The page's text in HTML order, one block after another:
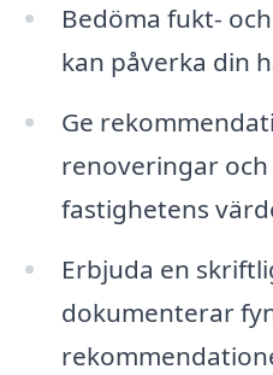
Bedöma fukt-
kan påverka din
Ge
renoveringar
fastighetens
Erbjuda en
dokumenterar